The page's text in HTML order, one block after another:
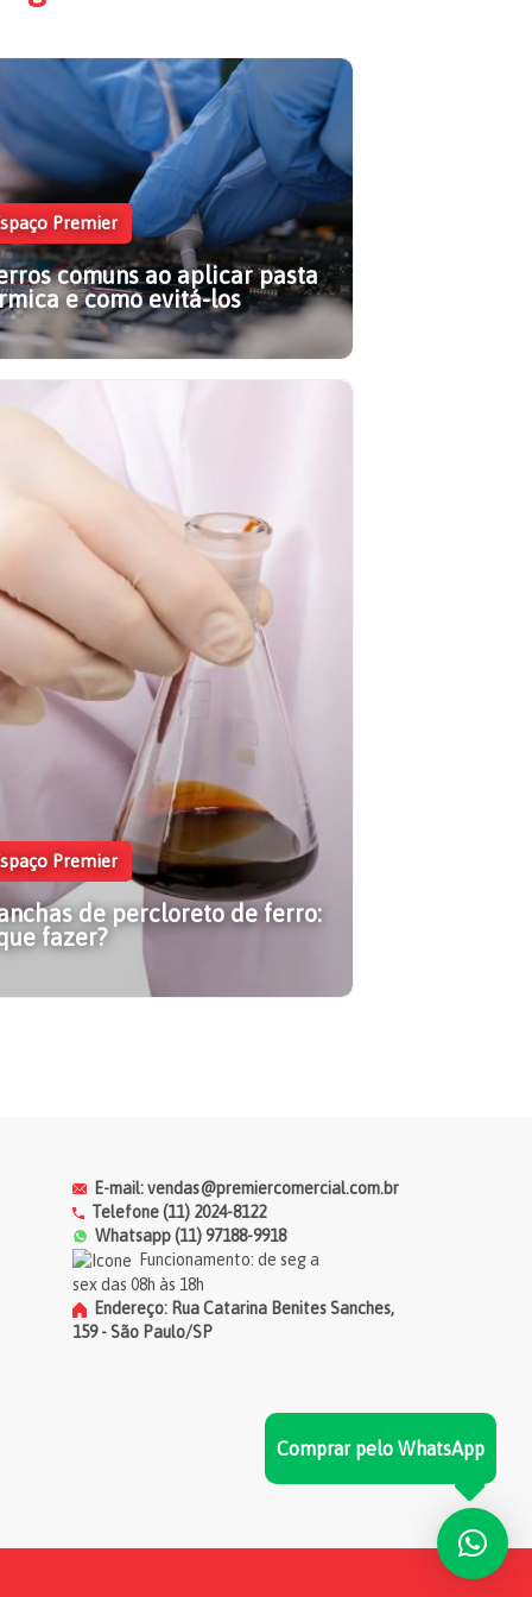
Premier
comuns ao aplicar pasta
e como evitá-los
comuns ao aplicar pasta
e como evitá-los
neste artigo alguns erros comuns
pasta térmica e não os cometa.
mais!
Premier
de percloreto de ferro:
fazer?
lidando com manchas de percloreto
E-mail: vendas@premiercomercial.com.br
Telefone (11) 2024-8122
Whatsapp (11) 97188-9918
Funcionamento: de seg a
sex das 08h às 18h
Endereço: Rua Catarina Benites Sanches,
159 - São Paulo/SP
Comprar pelo WhatsApp